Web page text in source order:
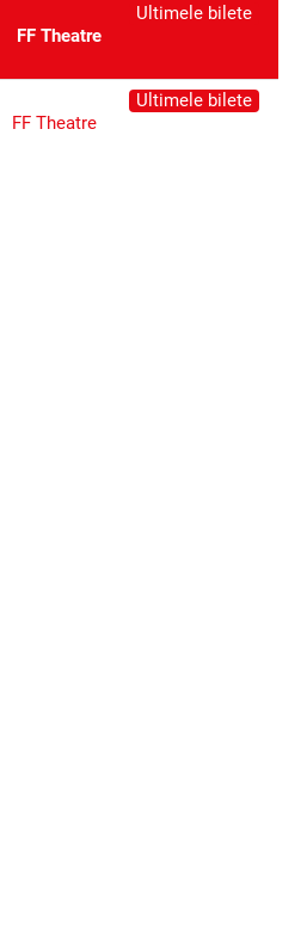
FF Theatre
Ultimele bilete
FF Theatre
Ultimele bilete